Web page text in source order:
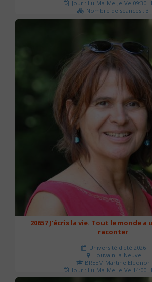
Jour : Lu-Ma-Me-Je-Ve 09:30-
Nombre de séances : 3
190 €
20657 J'écris la vie. Tout le monde
raconter
Université d'été 2026
Louvain-la-Neuve
BREEM Martine Eleonor
Jour : Lu-Ma-Me-Je-Ve 14:00-
Nombre de séances : 3